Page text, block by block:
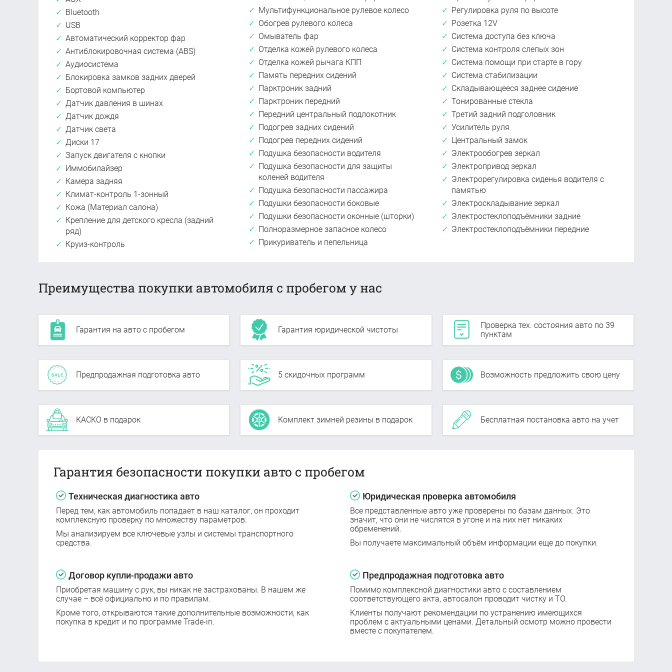
Bluetooth
USB
Автоматический корректор фар
Антиблокировочная система (ABS)
Аудиосистема
Блокировка замков задних дверей
Бортовой компьютер
Датчик давления в шинах
Датчик дождя
Датчик света
Диски 17
Запуск двигателя с кнопки
Иммобилайзер
Камера задняя
Климат-контроль 1-зонный
Кожа (Материал салона)
Крепление для детского кресла (задний
ряд)
Круиз-контроль
Мультифункциональное рулевое колесо
Обогрев рулевого колеса
Омыватель фар
Отделка кожей рулевого колеса
Отделка кожей рычага КПП
Память передних сидений
Парктроник задний
Парктроник передний
Передний центральный подлокотник
Подогрев задних сидений
Подогрев передних сидений
Подушка безопасности водителя
Подушка безопасности для защиты
коленей водителя
Подушка безопасности пассажира
Подушки безопасности боковые
Подушки безопасности оконные (шторки)
Полноразмерное запасное колесо
Прикуриватель и пепельница
Регулировка руля по высоте
Розетка 12V
Система доступа без ключа
Система контроля слепых зон
Система помощи при старте в гору
Система стабилизации
Складывающееся заднее сидение
Тонированные стекла
Третий задний подголовник
Усилитель руля
Центральный замок
Электрообогрев зеркал
Электропривод зеркал
Электрорегулировка сиденья водителя с
памятью
Электроскладывание зеркал
Электростеклоподъёмники задние
Электростеклоподъёмники передние
Преимущества покупки автомобиля с пробегом у нас
Гарантия на авто с пробегом Гарантия юридической чистоты
Проверка тех. состояния авто по 39
пунктам
Предпродажная подготовка авто 5 скидочных программ Возможность предложить свою цену
КАСКО в подарок Комплект зимней резины в подарок Бесплатная постановка авто на учет
Гарантия безопасности покупки авто с пробегом
Техническая диагностика авто
Перед тем, как автомобиль попадает в наш каталог, он проходит
комплексную проверку по множеству параметров.
Мы анализируем все ключевые узлы и системы транспортного
средства.
Юридическая проверка автомобиля
Все представленные авто уже проверены по базам данных. Это
значит, что они не числятся в угоне и на них нет никаких
обременений.
Вы получаете максимальный объём информации еще до покупки.
Договор купли-продажи авто
Приобретая машину с рук, вы никак не застрахованы. В нашем же
случае – всё официально и по правилам.
Кроме того, открываются такие дополнительные возможности, как
покупка в кредит и по программе Trade-in.
Предпродажная подготовка авто
Помимо комплексной диагностики авто с составлением
соответствующего акта, автосалон проводит чистку и ТО.
Клиенты получают рекомендации по устранению имеющихся
проблем с актуальными ценами. Детальный осмотр можно провести
вместе с покупателем.